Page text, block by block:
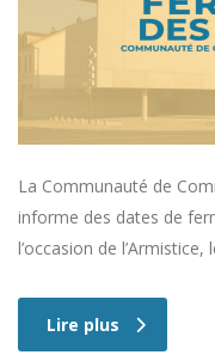
La Communauté de
informe des dates de
l’occasion de
Lire plus